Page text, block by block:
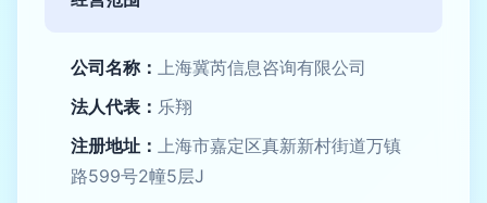
公司名称： 上海冀芮信息咨询有限公司
法人代表： 乐翔
注册地址： 上海市嘉定区真新新村街道万镇
路599号2幢5层J